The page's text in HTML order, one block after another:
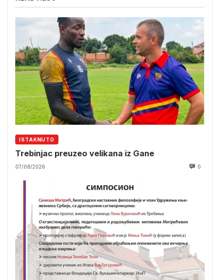
ISTAKNUTO
Trebinjac preuzeo velikana iz Gane
07/08/2026 0